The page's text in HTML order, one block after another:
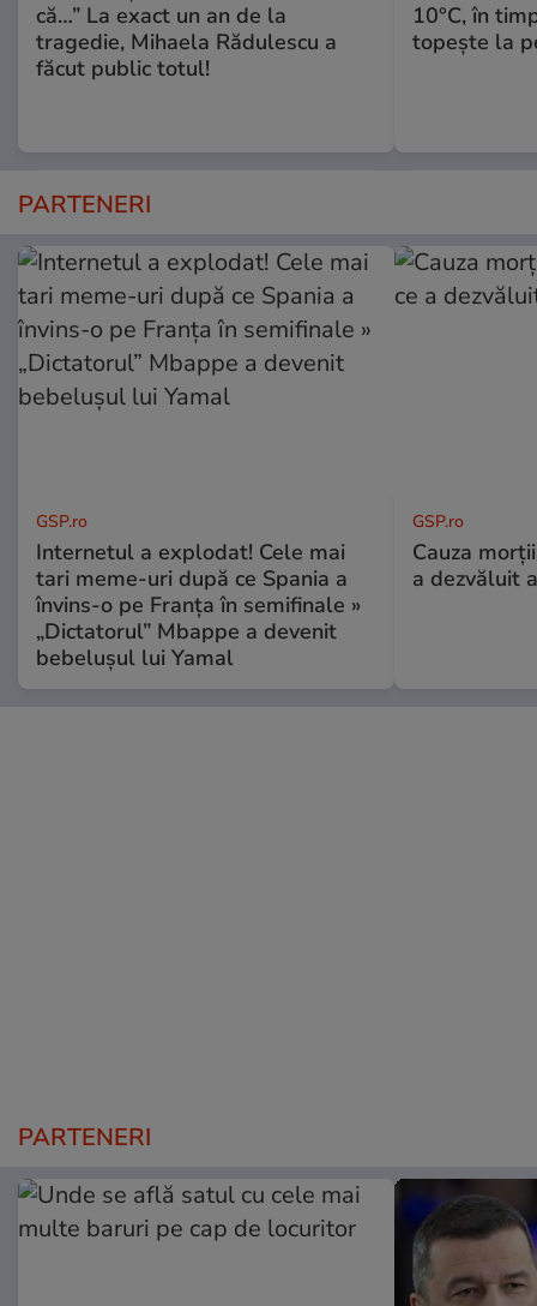
că…” La exact un an de la
tragedie, Mihaela Rădulescu a
făcut public totul!
10°C, în
topeşte la
PARTENERI
GSP.ro
Internetul a explodat! Cele mai
tari meme-uri după ce Spania a
învins-o pe Franța în semifinale »
„Dictatorul” Mbappe a devenit
bebelușul lui Yamal
GSP.ro
Cauza
a dezvăluit
PARTENERI